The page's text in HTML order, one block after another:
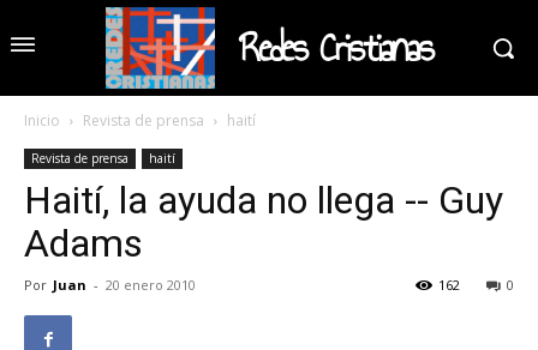
Redes Cristianas
Inicio Revista de prensa haití
Revista de prensa haití
Haití, la ayuda no llega -- Guy
Adams
Por Juan - 20 enero 2010 0
162